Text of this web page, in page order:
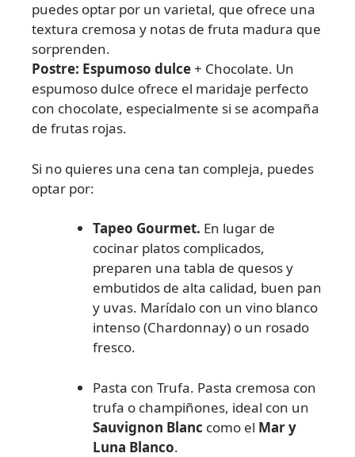
puedes optar por un varietal, que ofrece una
textura cremosa y notas de fruta madura que
sorprenden.
Postre: Espumoso dulce+ Chocolate. Un
espumoso dulce ofrece el maridaje perfecto
con chocolate, especialmente si se acompaña
de frutas rojas.
Si no quieres una cena tan compleja, puedes
optar por:
Tapeo Gourmet. En lugar de
cocinar platos complicados,
preparen una tabla de quesos y
embutidos de alta calidad, buen pan
y uvas. Marídalo con un vino blanco
intenso (Chardonnay) o un rosado
fresco.
Pasta con Trufa. Pasta cremosa con
trufa o champiñones, ideal con un
Sauvignon Blanc como el Mar y
Luna Blanco.